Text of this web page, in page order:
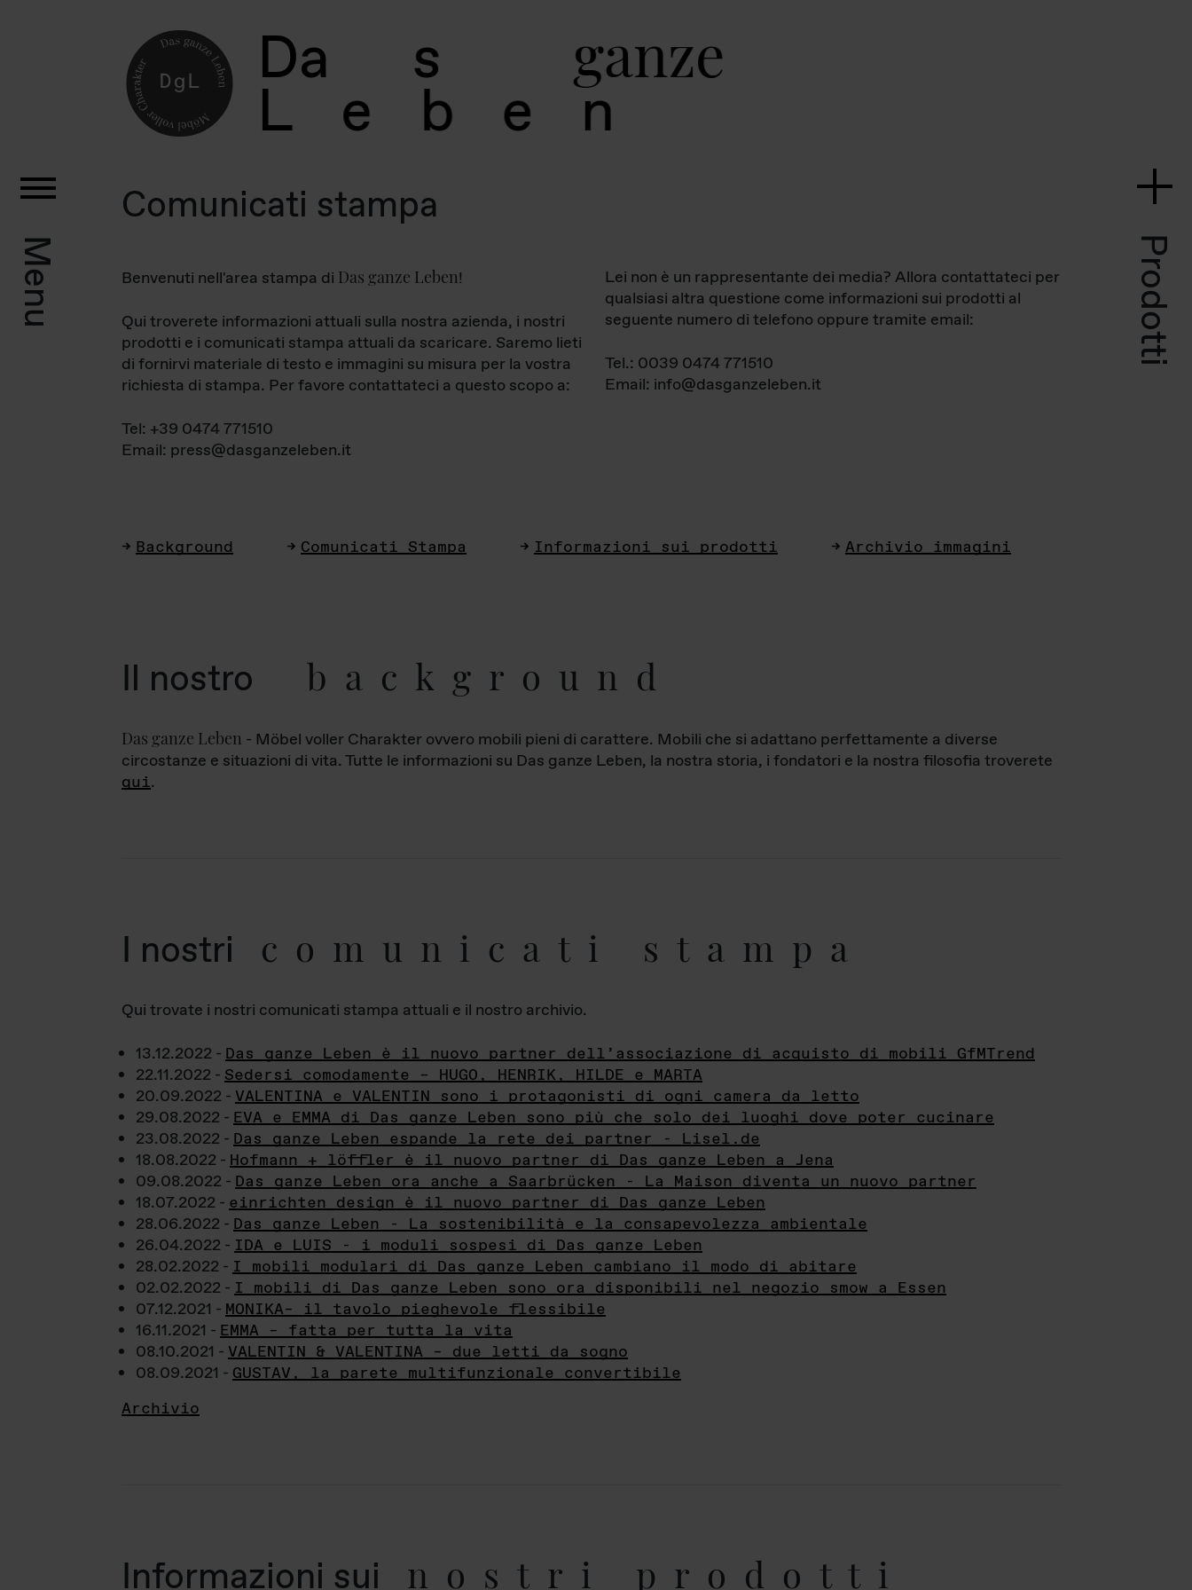
Da s ganz
L e b e
Menu Prodotti
Comunicati stampa
Benvenuti nell'area stampa di Das ganze Leben!
Qui troverete informazioni attuali sulla nostra azienda, i nostri
prodotti e i comunicati stampa attuali da scaricare. Saremo lieti
di fornirvi materiale di testo e immagini su misura per la vostra
richiesta di stampa. Per favore contattateci a questo scopo a:
Tel: +39 0474 771510
Email: press@dasganzeleben.it
Lei non è un rappresentante dei media? Allora contattateci per
qualsiasi altra questione come informazioni sui prodotti al
seguente numero di telefono oppure tramite email:
Tel.: 0039 0474 771510
Email: info@dasganzeleben.it
Background Comunicati Stampa Informazioni sui prodotti Archivio immagini
Il nostro background
Das ganze Leben - Möbel voller Charakter ovvero mobili pieni di carattere. Mobili che si adattano perfettamente a diverse
circostanze e situazioni di vita. Tutte le informazioni su Das ganze Leben, la nostra storia, i fondatori e la nostra filosofia troverete
qui.
I nostri comunicati stampa
Qui trovate i nostri comunicati stampa attuali e il nostro archivio.
13.12.2022 - Das ganze Leben è il nuovo partner dell’associazione di acquisto di mobili GfMTrend
22.11.2022 - Sedersi comodamente – HUGO, HENRIK, HILDE e MARTA
20.09.2022 - VALENTINA e VALENTIN sono i protagonisti di ogni camera da letto
29.08.2022 - EVA e EMMA di Das ganze Leben sono più che solo dei luoghi dove poter cucinare
23.08.2022 - Das ganze Leben espande la rete dei partner - Lisel.de
18.08.2022 - Hofmann + löffler è il nuovo partner di Das ganze Leben a Jena
09.08.2022 - Das ganze Leben ora anche a Saarbrücken - La Maison diventa un nuovo partner
18.07.2022 - einrichten design è il nuovo partner di Das ganze Leben
28.06.2022 - Das ganze Leben - La sostenibilità e la consapevolezza ambientale
26.04.2022 - IDA e LUIS - i moduli sospesi di Das ganze Leben
28.02.2022 - I mobili modulari di Das ganze Leben cambiano il modo di abitare
02.02.2022 - I mobili di Das ganze Leben sono ora disponibili nel negozio smow a Essen
07.12.2021 - MONIKA– il tavolo pieghevole flessibile
16.11.2021 - EMMA – fatta per tutta la vita
08.10.2021 - VALENTIN & VALENTINA – due letti da sogno
08.09.2021 - GUSTAV, la parete multifunzionale convertibile
Archivio
Informazioni sui nostri prodotti